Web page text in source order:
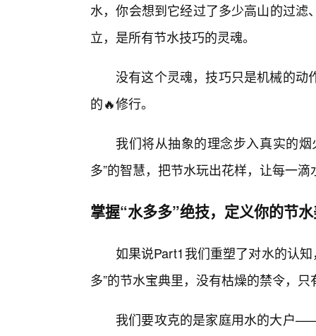
水，你会想到它经过了多少高山的过
立，是所有节水技巧的灵魂。
没有这个灵魂，技巧只是机械的动
的🔥修行。
我们将从抽象的理念步入真实的
多”的智慧，把节水玩出花样，让每一
掌握“水多多”绝技，定义你的节
如果说Part1我们重塑了对水的认
多”的节水宝典里，没有枯燥的禁令，
我们要攻克的是家庭用水的大户